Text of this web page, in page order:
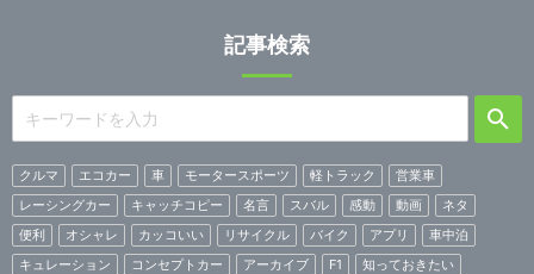
記事検索
クルマ エコカー 車 モータースポーツ 軽トラック
営業車
レーシングカー
キャッチコピー 名言 スバル 感動 動画
ネタ
便利
オシャレ カッコいい リサイクル バイク アプリ
車中泊
キュレーション
コンセプトカー アーカイブ F1
知っておきたい